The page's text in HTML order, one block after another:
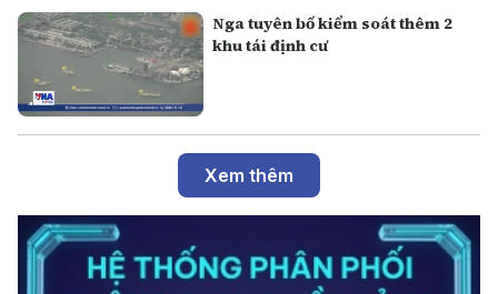
Nga tuyên bố kiểm soát thêm 2
khu tái định cư
Xem thêm